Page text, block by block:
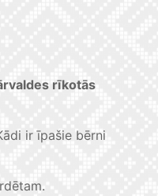
rīkotās
ir īpašie bērni